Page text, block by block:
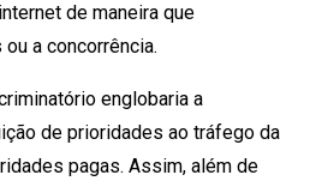
de maneira que
a concorrência.
englobaria a
de prioridades ao tráfego da
pagas. Assim, além de